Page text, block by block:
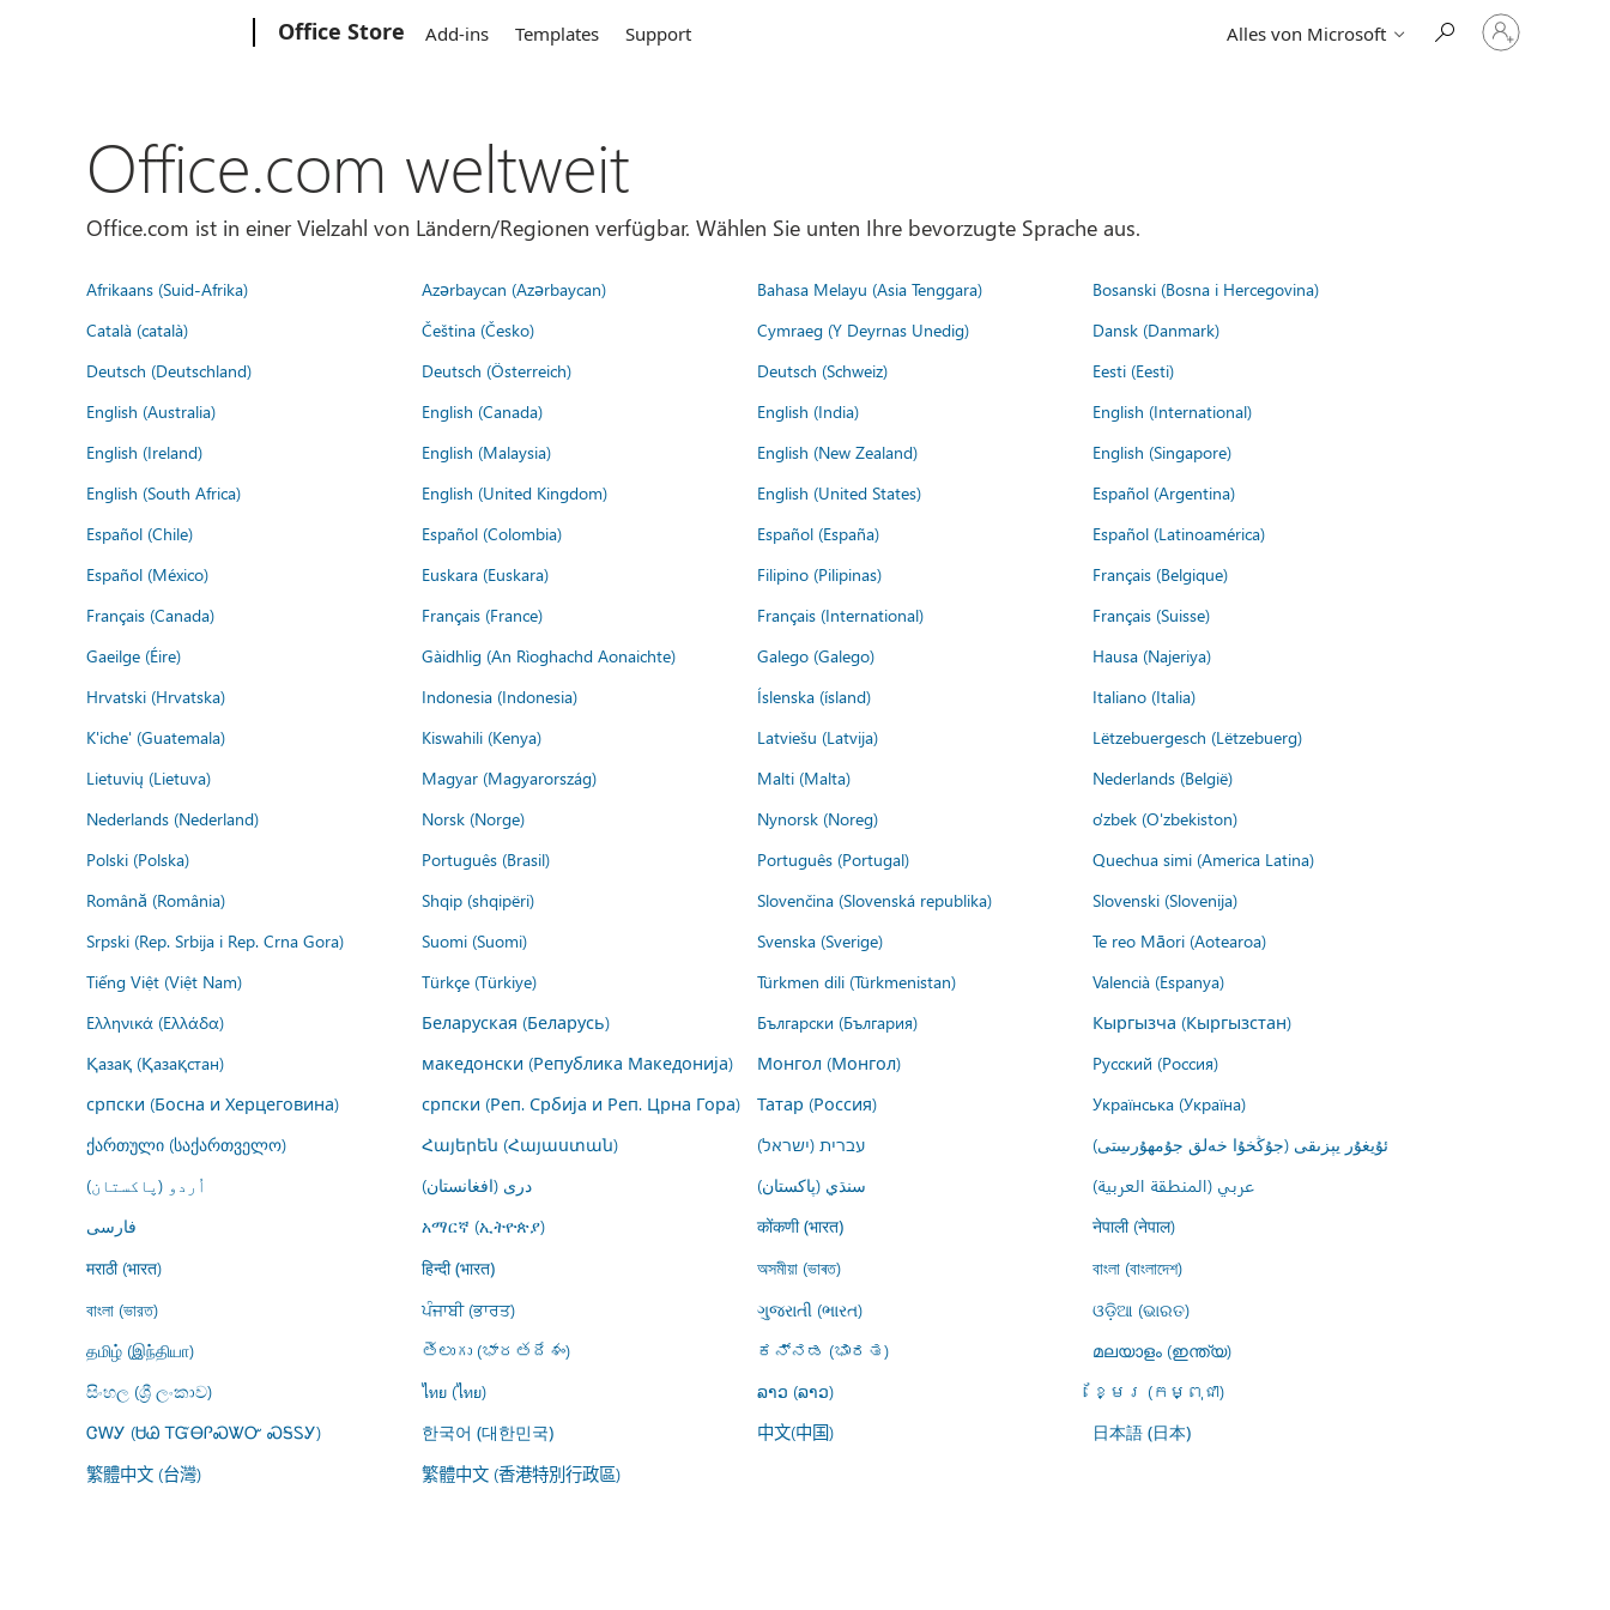
Office Store Add-ins Templates Support Alles von Microsoft
Bei
Ihrem
Konto
Office.com weltweit
Office.com ist in einer Vielzahl von Ländern/Regionen verfügbar. Wählen Sie unten Ihre bevorzugte Sprache aus.
Afrikaans (Suid-Afrika) Azərbaycan (Azərbaycan) Bahasa Melayu (Asia Tenggara)
Bosanski (Bosna i Hercegovina)
Català (català)
Čeština (Česko) Cymraeg (Y Deyrnas Unedig)
Dansk (Danmark)
Deutsch (Deutschland)
Deutsch (Österreich) Deutsch (Schweiz)
Eesti (Eesti)
English (Australia)
English (Canada) English (India)
English (International)
English (Ireland)
English (Malaysia) English (New Zealand)
English (Singapore)
English (South Africa)
English (United Kingdom) English (United States)
Español (Argentina)
Español (Chile)
Español (Colombia) Español (España)
Español (Latinoamérica)
Español (México)
Euskara (Euskara) Filipino (Pilipinas)
Français (Belgique)
Français (Canada)
Français (France) Français (International)
Français (Suisse)
Gaeilge (Éire)
Gàidhlig (An Rìoghachd Aonaichte) Galego (Galego)
Hausa (Najeriya)
Hrvatski (Hrvatska)
Indonesia (Indonesia) Íslenska (ísland)
Italiano (Italia)
K'iche' (Guatemala)
Kiswahili (Kenya) Latviešu (Latvija)
Lëtzebuergesch (Lëtzebuerg)
Lietuvių (Lietuva)
Magyar (Magyarország) Malti (Malta)
Nederlands (België)
Nederlands (Nederland)
Norsk (Norge) Nynorsk (Noreg)
o'zbek (O'zbekiston)
Polski (Polska)
Português (Brasil) Português (Portugal)
Quechua simi (America Latina)
Română (România)
Shqip (shqipëri) Slovenčina (Slovenská republika)
Slovenski (Slovenija)
Srpski (Rep. Srbija i Rep. Crna Gora)
Suomi (Suomi) Svenska (Sverige)
Te reo Māori (Aotearoa)
Tiếng Việt (Việt Nam)
Türkçe (Türkiye) Türkmen dili (Türkmenistan)
Valencià (Espanya)
Ελληνικά (Ελλάδα)
Беларуская (Беларусь) Български (България)
Кыргызча (Кыргызстан)
Қазақ (Қазақстан)
македонски (Република Македонија) Монгол (Монгол)
Русский (Россия)
српски (Босна и Херцеговина)
српски (Реп. Србија и Реп. Црна Гора) Татар (Россия)
Українська (Україна)
ქართული (საქართველო)
Հայերեն (Հայաստան) עברית (ישראל)
ئۇيغۇر يېزىقى (جۇڭخۇا خەلق جۇمھۇرىيىتى)
اُردو (پاکستان)
درى (افغانستان) سنڌي (پاکستان)
عربي (المنطقة العربية)
فارسى
አማርኛ (ኢትዮጵያ) कोंकणी (भारत)
नेपाली (नेपाल)
मराठी (भारत)
हिन्दी (भारत) অসমীয়া (ভাৰত)
বাংলা (বাংলাদেশ)
বাংলা (ভারত)
ਪੰਜਾਬੀ (ਭਾਰਤ) ગુજરાતી (ભારત)
ଓଡ଼ିଆ (ଭାରତ)
தமிழ் (இந்தியா)
తెలుగు (భారతదేశం) ಕನ್ನಡ (ಭಾರತ)
മലയാളം (ഇന്ത്യ)
සිංහල (ශ්‍රී ලංකාව)
ไทย (ไทย) ລາວ (ລາວ)
ខ្មែរ (កម្ពុជា)
ᏣᎳᎩ (ᏌᏊ ᎢᏳᎾᎵᏍᏔᏅ ᏍᎦᏚᎩ)
한국어 (대한민국) 中文(中国) 日本語 (日本)
繁體中文 (台灣) 繁體中文 (香港特別行政區)